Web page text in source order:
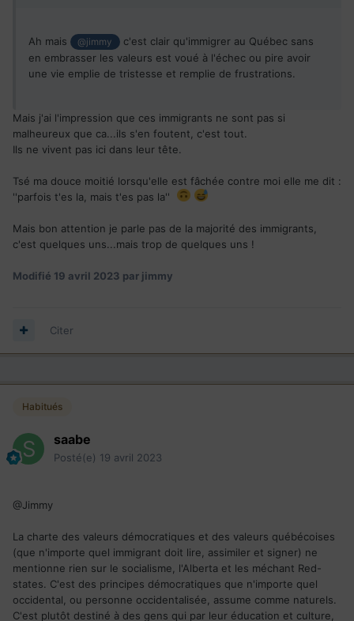
Ah mais @jimmy
c'est clair qu'immigrer au Québec sans
en embrasser les valeurs est voué à l'échec ou pire avoir
une vie emplie de tristesse et remplie de frustrations.
Mais j'ai l'impression que ces immigrants ne sont pas si
malheureux que ca...ils s'en foutent, c'est tout.
Ils ne vivent pas ici dans leur tête.
Tsé ma douce moitié lorsqu'elle est fâchée contre moi elle me dit :
''parfois t'es la, mais t'es pas la''
Mais bon attention je parle pas de la majorité des immigrants,
c'est quelques uns...mais trop de quelques uns !
Modifié 19 avril 2023 par jimmy
Citer
Habitués
saabe
Posté(e) 19 avril 2023
@Jimmy
La charte des valeurs démocratiques et des valeurs québécoises
(que n'importe quel immigrant doit lire, assimiler et signer) ne
mentionne rien sur le socialisme, l'Alberta et les méchant Red-
states. C'est des principes démocratiques que n'importe quel
occidental, ou personne occidentalisée, assume comme naturels.
C'est plutôt destiné à des gens qui par leur éducation et culture,